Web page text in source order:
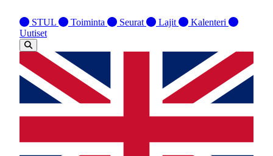
STUL Toiminta Seurat Lajit
Kalenteri
Uutiset